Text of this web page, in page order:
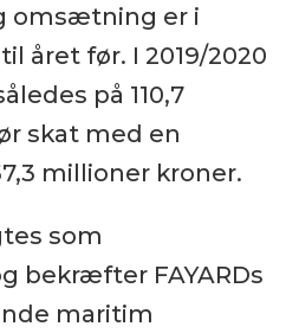
omsætning er i
året før. I 2019/2020
på 110,7
skat med en
millioner kroner.
som
bekræfter FAYARDs
maritim